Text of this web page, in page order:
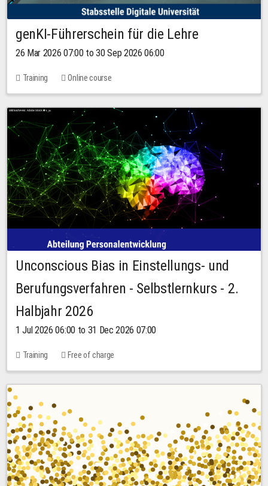
genKI-Führerschein für die Lehre
26 Mar 2026 07:00 to 30 Sep 2026 06:00
Training Online course
Unconscious Bias in Einstellungs- und
Berufungsverfahren - Selbstlernkurs - 2.
Halbjahr 2026
1 Jul 2026 06:00 to 31 Dec 2026 07:00
Training Free of charge